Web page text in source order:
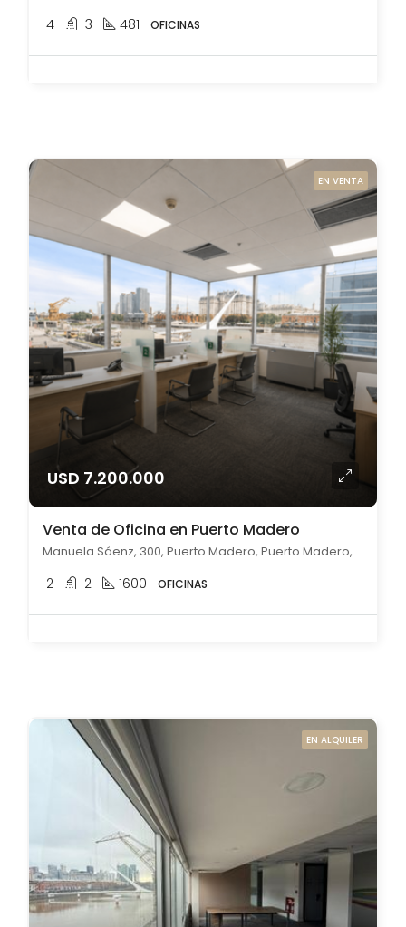
4 3 481 OFICINAS
EN VENTA
USD 7.200.000
Venta de Oficina en Puerto Madero
Manuela Sáenz, 300, Puerto Madero, Puerto Madero, Capital Federal
2 2 1600 OFICINAS
EN ALQUILER